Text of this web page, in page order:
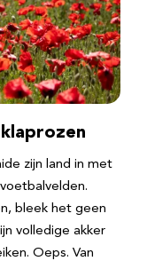
zijn land in met
bleek het geen
volledige akker
Oeps. Van